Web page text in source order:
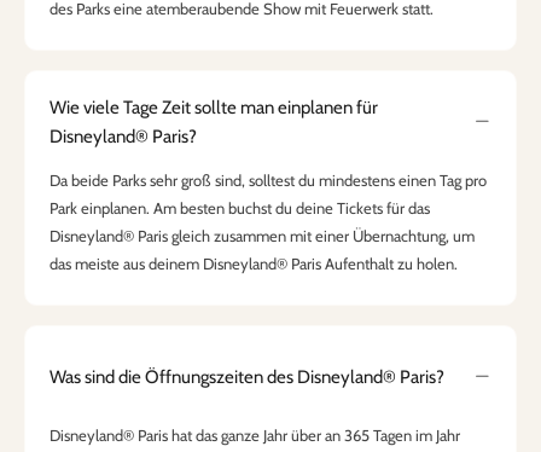
des Parks eine atemberaubende Show mit Feuerwerk statt.
Wie viele Tage Zeit sollte man einplanen für
Disneyland® Paris?
Da beide Parks sehr groß sind, solltest du mindestens einen Tag pro
Park einplanen. Am besten buchst du deine Tickets für das
Disneyland® Paris gleich zusammen mit einer Übernachtung, um
das meiste aus deinem Disneyland® Paris Aufenthalt zu holen.
Was sind die Öffnungszeiten des Disneyland® Paris?
Disneyland® Paris hat das ganze Jahr über an 365 Tagen im Jahr